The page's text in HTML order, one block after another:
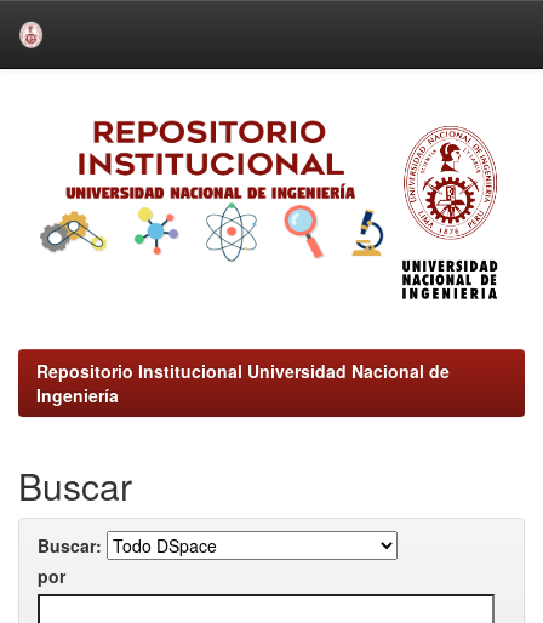
Repositorio Institucional Universidad Nacional de
Ingeniería
Buscar
Buscar:
por